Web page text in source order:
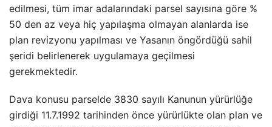
edilmesi, tüm imar adalarındaki parsel sayısına göre %
50 den az veya hiç yapılaşma olmayan alanlarda ise
plan revizyonu yapılması ve Yasanın öngördüğü sahil
şeridi belirlenerek uygulamaya geçilmesi
gerekmektedir.
Dava konusu parselde 3830 sayılı Kanunun yürürlüğe
girdiği 11.7.1992 tarihinden önce yürürlükte olan plan ve